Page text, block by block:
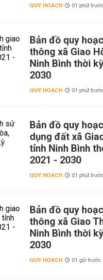
QUY HOẠCH 01 phút
Bản đồ quy
thông xã Giao
Ninh Bình thời
2030
QUY HOẠCH 01 phút
Bản đồ quy
dụng đất xã
tỉnh Ninh Bình
2021 - 2030
QUY HOẠCH 01 phút
Bản đồ quy
thông xã Giao
Ninh Bình thời
2030
QUY HOẠCH 01 giờ trước